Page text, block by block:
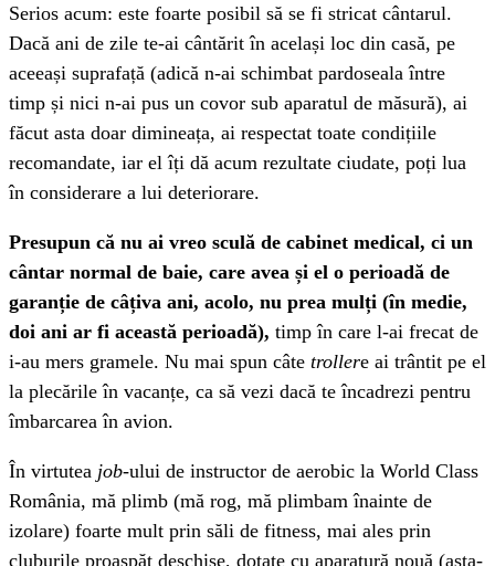
Serios acum: este foarte posibil să se fi stricat cântarul.
Dacă ani de zile te-ai cântărit în același loc din casă, pe
aceeași suprafață (adică n-ai schimbat pardoseala între
timp și nici n-ai pus un covor sub aparatul de măsură), ai
făcut asta doar dimineața, ai respectat toate condițiile
recomandate, iar el îți dă acum rezultate ciudate, poți lua
în considerare a lui deteriorare.
Presupun că nu ai vreo sculă de cabinet medical, ci un
cântar normal de baie, care avea și el o perioadă de
garanție de câțiva ani, acolo, nu prea mulți (în medie,
doi ani ar fi această perioadă), timp în care l-ai frecat de
i-au mers gramele. Nu mai spun câte trollere ai trântit pe el
la plecările în vacanțe, ca să vezi dacă te încadrezi pentru
îmbarcarea în avion.
În virtutea job-ului de instructor de aerobic la World Class
România, mă plimb (mă rog, mă plimbam înainte de
izolare) foarte mult prin săli de fitness, mai ales prin
cluburile proaspăt deschise, dotate cu aparatură nouă (asta-